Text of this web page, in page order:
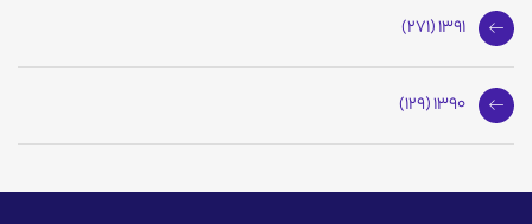
1391 (271)
1390 (129)